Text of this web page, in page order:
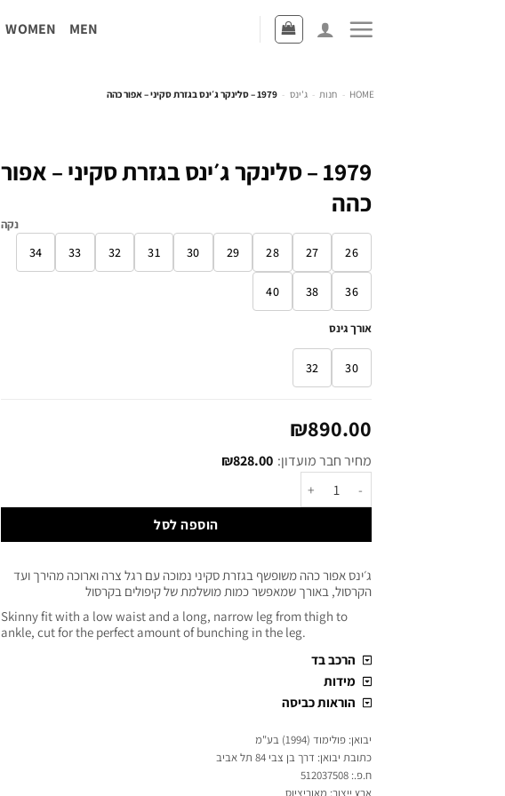
MEN
WOMEN
HOME
- חנות - ג'ינס - 1979 – סלינקר ג׳ינס בגזרת סקיני – אפור כהה
1979 – סלינקר ג׳ינס בגזרת סקיני – אפור
כהה
26
27
28
29
30
31
32
33
34
36
38
40
אורך גינס
30
32
נקה
₪890.00
מחיר חבר מועדון: ₪828.00
הוספה לסל
ג׳ינס אפור כהה משופשף בגזרת סקיני נמוכה עם רגל צרה וארוכה מהירך ועד
הקרסול, באורך שמאפשר כמות מושלמת של קיפולים בקרסול
Skinny fit with a low waist and a long, narrow leg from thigh to
ankle, cut for the perfect amount of bunching in the leg.
הרכב בד
מידות
הוראות כביסה
יבואן: פולימוד (1994) בע"מ
כתובת יבואן: דרך בן צבי 84 תל אביב
ח.פ.: 512037508
ארץ ייצור: מאוריציוס